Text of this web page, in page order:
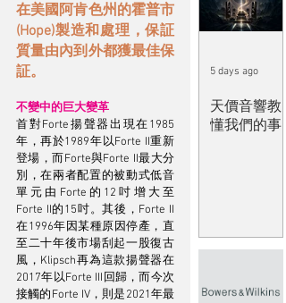
在美國阿肯色州的霍普市
(Hope)製造和處理，保証
質量由內到外都獲最佳保
証。
不變中的巨大變革
首對Forte揚聲器出現在1985
年，再於1989年以Forte II重新
登場，而Forte與Forte II最大分
別，在兩者配置的被動式低音
單元由Forte的12吋增大至
Forte II的15吋。其後，Forte II
在1996年因某種原因停產，直
至二十年後市場刮起一股復古
風，Klipsch再為這款揚聲器在
2017年以Forte III回歸，而今次
接觸的Forte IV，則是2021年最
天價音響教
懂我們的事
5 days ago